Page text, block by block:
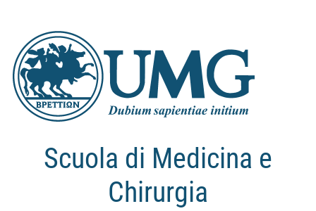
Scuola di Medicina e
Chirurgia